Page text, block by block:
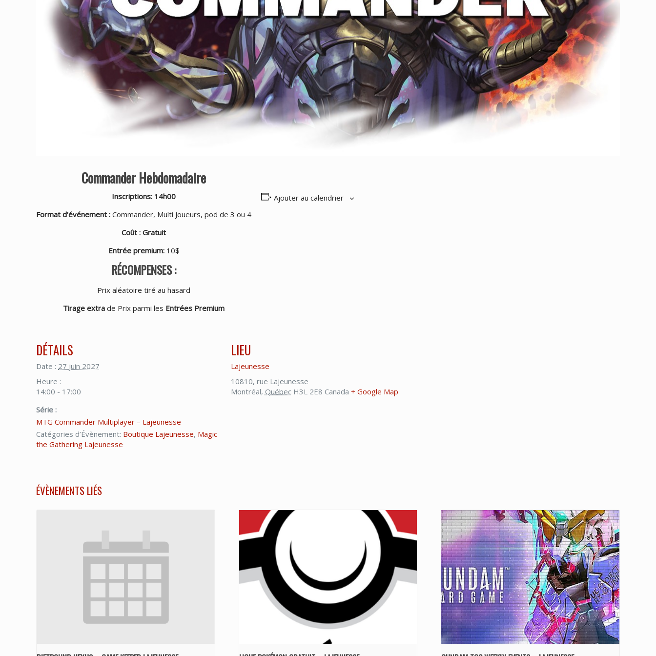
Commander Hebdomadaire
Inscriptions: 14h00
Format d’événement :Commander, Multi Joueurs, pod de 3 ou 4
Coût : Gratuit
Entrée premium:10$
RÉCOMPENSES :
Prix aléatoire tiré au hasard
Tirage extra de Prix parmi les Entrées Premium
Ajouter au calendrier
DÉTAILS
Date : 27 juin 2027
Heure :
14:00 - 17:00
Série :
MTG Commander Multiplayer – Lajeunesse
Catégories d’Évènement: Boutique Lajeunesse, Magic
the Gathering Lajeunesse
LIEU
Lajeunesse
10810, rue Lajeunesse
Montréal, Québec H3L 2E8 Canada + Google Map
ÉVÈNEMENTS LIÉS